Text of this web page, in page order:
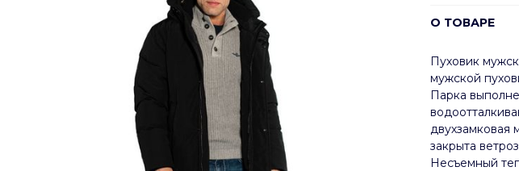
О ТОВАРЕ
Пуховик
мужской
Парка
двухзамковая
закрыта
Несъемный